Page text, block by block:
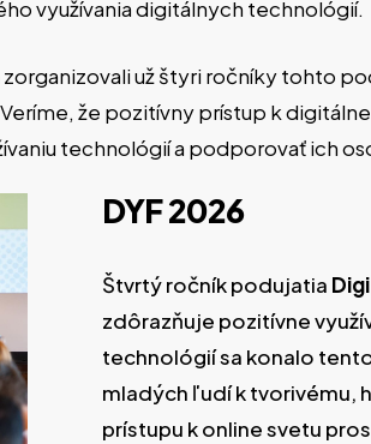
využívania digitálnych technológií.
už štyri ročníky tohto
že pozitívny prístup k
technológií a podporovať ich
DYF2026
Štvrtý ročník podujatia
zdôrazňuje pozitívne
technológií sa konalo
mladých ľudí k tvorivému,
prístupu k online svetu